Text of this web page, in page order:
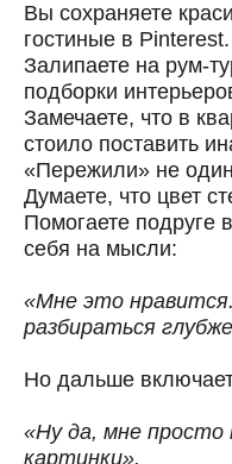
Вы сохраняете
гостиные в Pinterest.
Залипаете на рум-
подборки
Замечаете, что в
стоило поставить
«Пережили» не
Думаете, что цвет
Помогаете подруге
себя на мысли:
«Мне это
разбираться
Но дальше
«Ну да, мне просто
картинки».